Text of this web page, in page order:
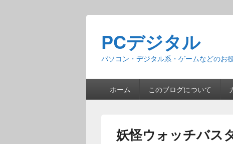
PCデジタル
パソコン・デジタル系・ゲームなどのお
ホーム このブログについて
妖怪ウォッチバス